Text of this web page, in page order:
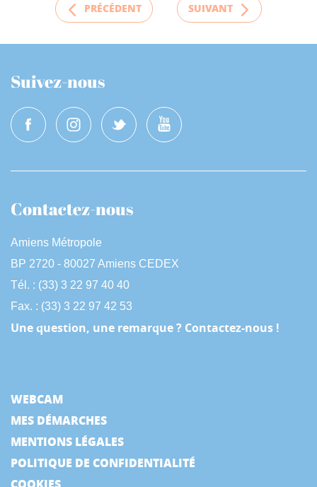
PRÉCÉDENT SUIVANT
Suivez-nous
Contactez-nous
Amiens Métropole
BP 2720 - 80027 Amiens CEDEX
Tél. : (33) 3 22 97 40 40
Fax. : (33) 3 22 97 42 53
Une question, une remarque ? Contactez-nous !
WEBCAM
MES DÉMARCHES
MENTIONS LÉGALES
POLITIQUE DE CONFIDENTIALITÉ
COOKIES